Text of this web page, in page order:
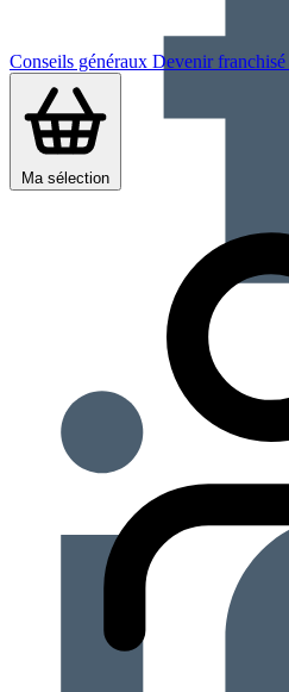
Conseils généraux Devenir franchisé
Ma sélection